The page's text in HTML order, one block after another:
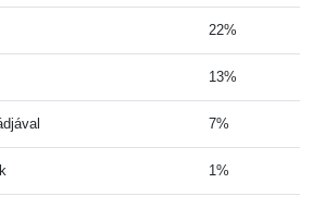
22%
13%
7%
1%